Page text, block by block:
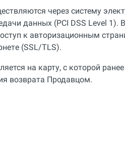
через систему
данных (PCI DSS Level
к авторизационным
(SSL/TLS).
на карту, с которой
возврата Продавцом.